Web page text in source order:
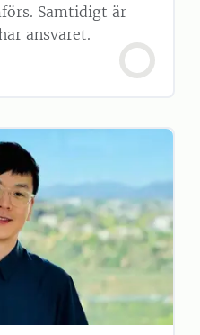
Samtidigt är
ansvaret.